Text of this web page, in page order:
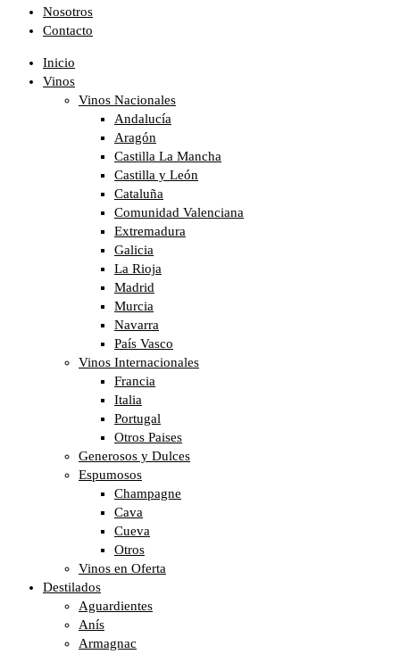
Nosotros
Contacto
Inicio
Vinos
Vinos Nacionales
Andalucía
Aragón
Castilla La Mancha
Castilla y León
Cataluña
Comunidad Valenciana
Extremadura
Galicia
La Rioja
Madrid
Murcia
Navarra
País Vasco
Vinos Internacionales
Francia
Italia
Portugal
Otros Paises
Generosos y Dulces
Espumosos
Champagne
Cava
Cueva
Otros
Vinos en Oferta
Destilados
Aguardientes
Anís
Armagnac